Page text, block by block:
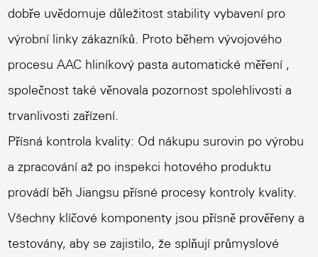
dobře uvědomuje důležitost stability vybavení pro
výrobní linky zákazníků. Proto během vývojového
procesuAAC hliníkový pasta automatické měření ,
společnost také věnovala pozornost spolehlivosti a
trvanlivosti zařízení.
Přísná kontrola kvality: Od nákupu surovin po výrobu
a zpracování až po inspekci hotového produktu
provádí běh Jiangsu přísné procesy kontroly kvality.
Všechny klíčové komponenty jsou přísně prověřeny a
testovány, aby se zajistilo, že splňují průmyslové